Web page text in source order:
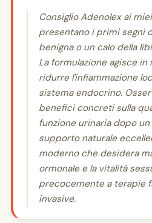
Consiglio Adenolex ai
presentano i primi segni
benigna o un calo della
La formulazione agisce
ridurre l'infiammazione
sistema endocrino.
benefici concreti sulla
funzione urinaria dopo
supporto naturale
moderno che desidera
ormonale e la vitalità
precocemente a terapie
invasive.